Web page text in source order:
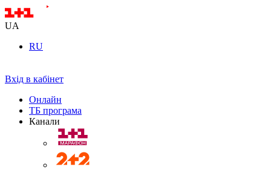
UA
RU
Вхід в кабінет
Онлайн
ТБ програма
Канали